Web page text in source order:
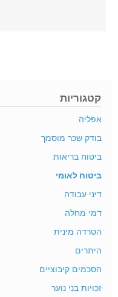
קטגוריות
אפליה
בודק שכר מוסמך
ביטוח בריאות
ביטוח לאומי
דיני עבודה
דמי מחלה
הטרדה מינית
היתרים
הסכמים קיבוציים
זכויות בני נוער